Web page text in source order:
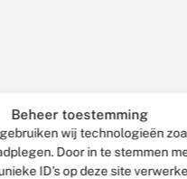
Beheer toestemming
wij technologieën
Door in te stemmen
ID's op deze site